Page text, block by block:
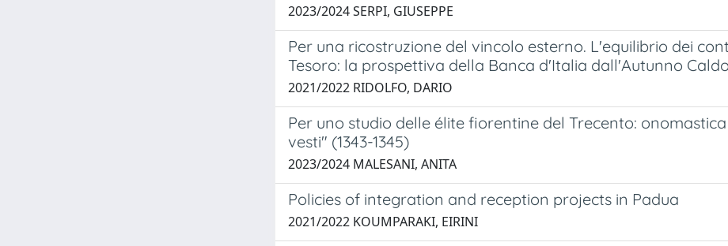
2023/2024 SERPI, GIUSEPPE
Per una ricostruzione del vincolo esterno. L'equilibrio dei
Tesoro: la prospettiva della Banca d'Italia dall'Autunno
2021/2022 RIDOLFO, DARIO
Per uno studio delle élite fiorentine del Trecento:
vesti" (1343-1345)
2023/2024 MALESANI, ANITA
Policies of integration and reception projects in Padua
2021/2022 KOUMPARAKI, EIRINI